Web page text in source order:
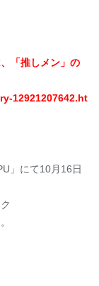
「推しメン」の
12921207642.ht
」にて10月16日